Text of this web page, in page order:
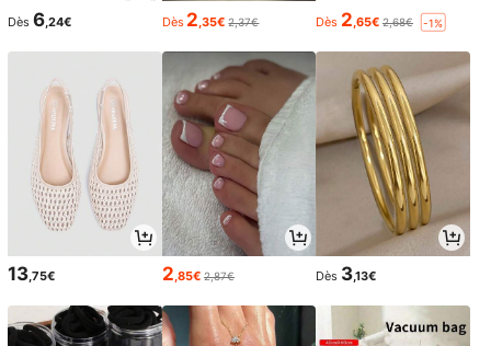
Dès 6,24€ Dès 2 ,35€ 2,37€ Dès 2 ,65€ 2,68€ -1%
13,75€ 2,85€ 2,87€ Dès 3,13€